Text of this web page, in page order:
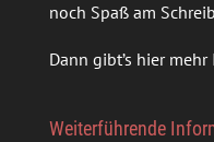
noch Spaß am
Dann gibt’s hier
Weiterführende